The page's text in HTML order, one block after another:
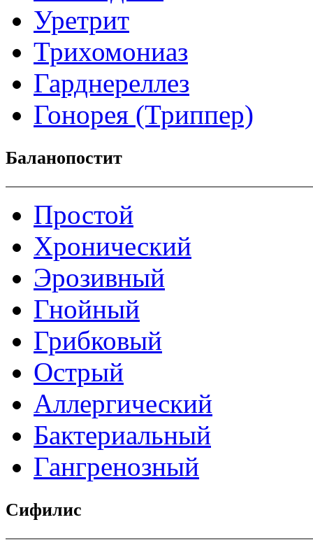
Уретрит
Трихомониаз
Гарднереллез
Гонорея (Триппер)
Баланопостит
Простой
Хронический
Эрозивный
Гнойный
Грибковый
Острый
Аллергический
Бактериальный
Гангренозный
Сифилис